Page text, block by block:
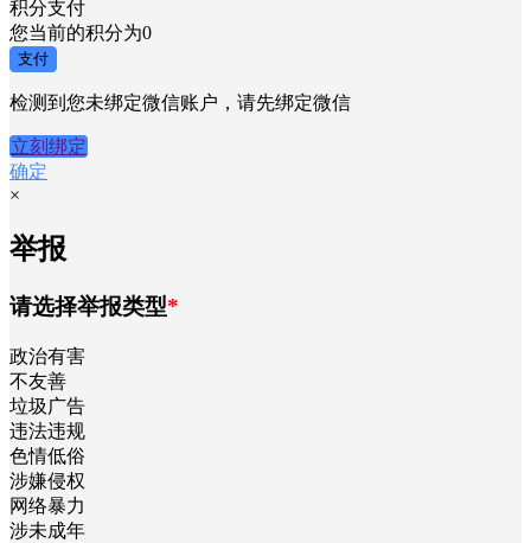
积分支付
您当前的积分为0
支付
检测到您未绑定微信账户，请先绑定微信
立刻绑定
确定
×
举报
请选择举报类型*
政治有害
不友善
垃圾广告
违法违规
色情低俗
涉嫌侵权
网络暴力
涉未成年